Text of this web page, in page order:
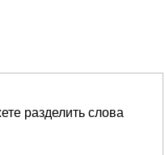
разделить слова